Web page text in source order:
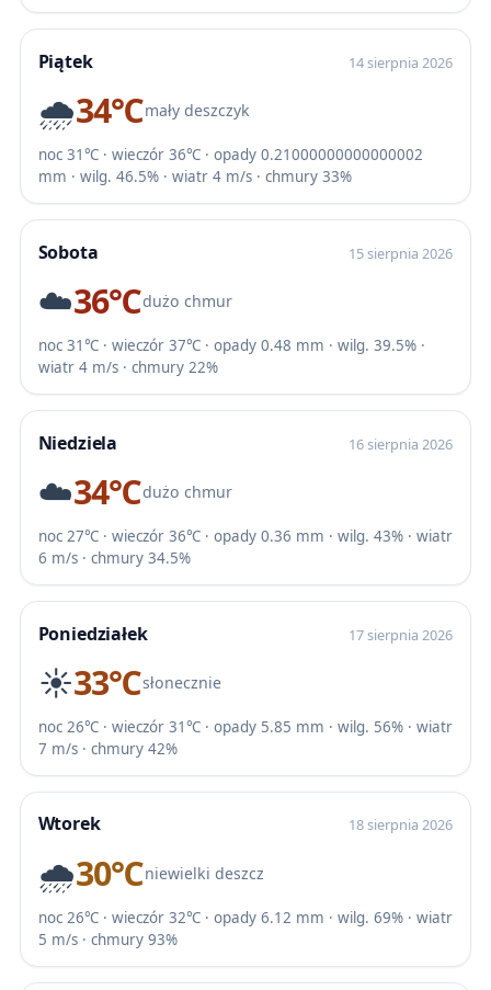
Piątek 14 sierpnia 2026
🌧️34℃mały deszczyk
noc 31℃ · wieczór 36℃ · opady 0.21000000000000002
mm · wilg. 46.5% · wiatr 4 m/s · chmury 33%
Sobota 15 sierpnia 2026
☁️36℃dużo chmur
noc 31℃ · wieczór 37℃ · opady 0.48 mm · wilg. 39.5% ·
wiatr 4 m/s · chmury 22%
Niedziela 16 sierpnia 2026
☁️34℃dużo chmur
noc 27℃ · wieczór 36℃ · opady 0.36 mm · wilg. 43% · wiatr
6 m/s · chmury 34.5%
Poniedziałek 17 sierpnia 2026
☀️33℃słonecznie
noc 26℃ · wieczór 31℃ · opady 5.85 mm · wilg. 56% · wiatr
7 m/s · chmury 42%
Wtorek 18 sierpnia 2026
🌧️30℃niewielki deszcz
noc 26℃ · wieczór 32℃ · opady 6.12 mm · wilg. 69% · wiatr
5 m/s · chmury 93%